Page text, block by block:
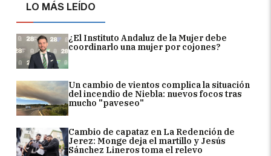
LO MÁS LEÍDO
¿El Instituto Andaluz de la Mujer debe
coordinarlo una mujer por cojones?
Un cambio de vientos complica la situación
del incendio de Niebla: nuevos focos tras
mucho "paveseo"
Cambio de capataz en La Redención de
Jerez: Monge deja el martillo y Jesús
Sánchez Lineros toma el relevo